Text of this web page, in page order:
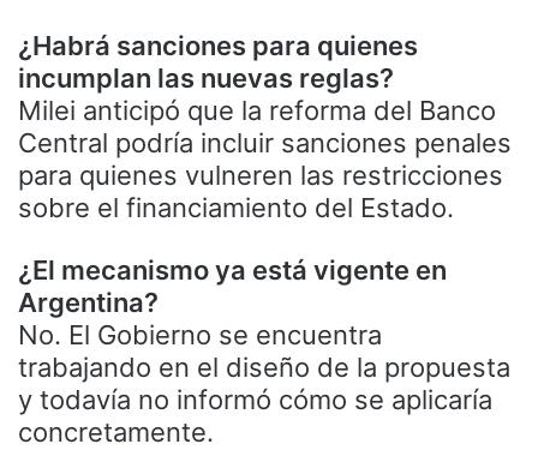
¿Habrá sanciones para quienes
incumplan las nuevas reglas?
Milei anticipó que la reforma del Banco
Central podría incluir sanciones penales
para quienes vulneren las restricciones
sobre el financiamiento del Estado.
¿El mecanismo ya está vigente en
Argentina?
No. El Gobierno se encuentra
trabajando en el diseño de la propuesta
y todavía no informó cómo se aplicaría
concretamente.